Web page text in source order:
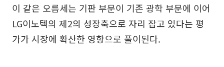
이 같은 오름세는 기판 부문이 기존 광학 부문에 이어
LG이노텍의 제2의 성장축으로 자리 잡고 있다는 평
가가 시장에 확산한 영향으로 풀이된다.